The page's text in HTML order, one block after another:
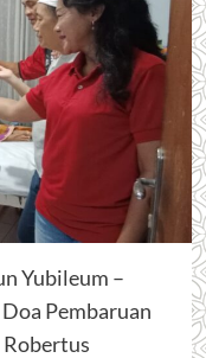
Yubileum –
Pembaruan